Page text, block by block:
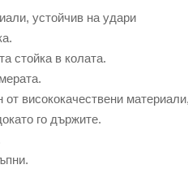
устойчив на удари
стойка в колата.
висококачествени
го държите.